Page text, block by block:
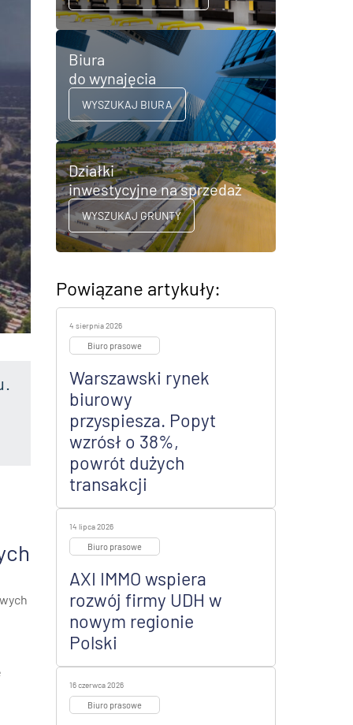
Biura
do wynajęcia
WYSZUKAJ BIURA
Działki
inwestycyjne na sprzedaż
WYSZUKAJ GRUNTY
Powiązane artykuły:
4 sierpnia 2026
Biuro prasowe
Warszawski rynek
biurowy
przyspiesza. Popyt
wzrósł o 38%,
powrót dużych
transakcji
14 lipca 2026
Biuro prasowe
AXI IMMO wspiera
rozwój firmy UDH w
nowym regionie
Polski
16 czerwca 2026
Biuro prasowe